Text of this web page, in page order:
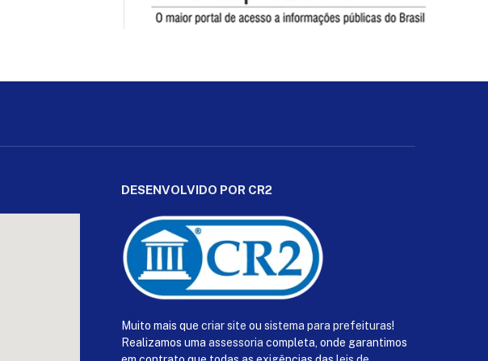
DESENVOLVIDO POR CR2
Muito mais que criar site ou sistema para prefeituras!
Realizamos uma assessoria completa, onde garantimos